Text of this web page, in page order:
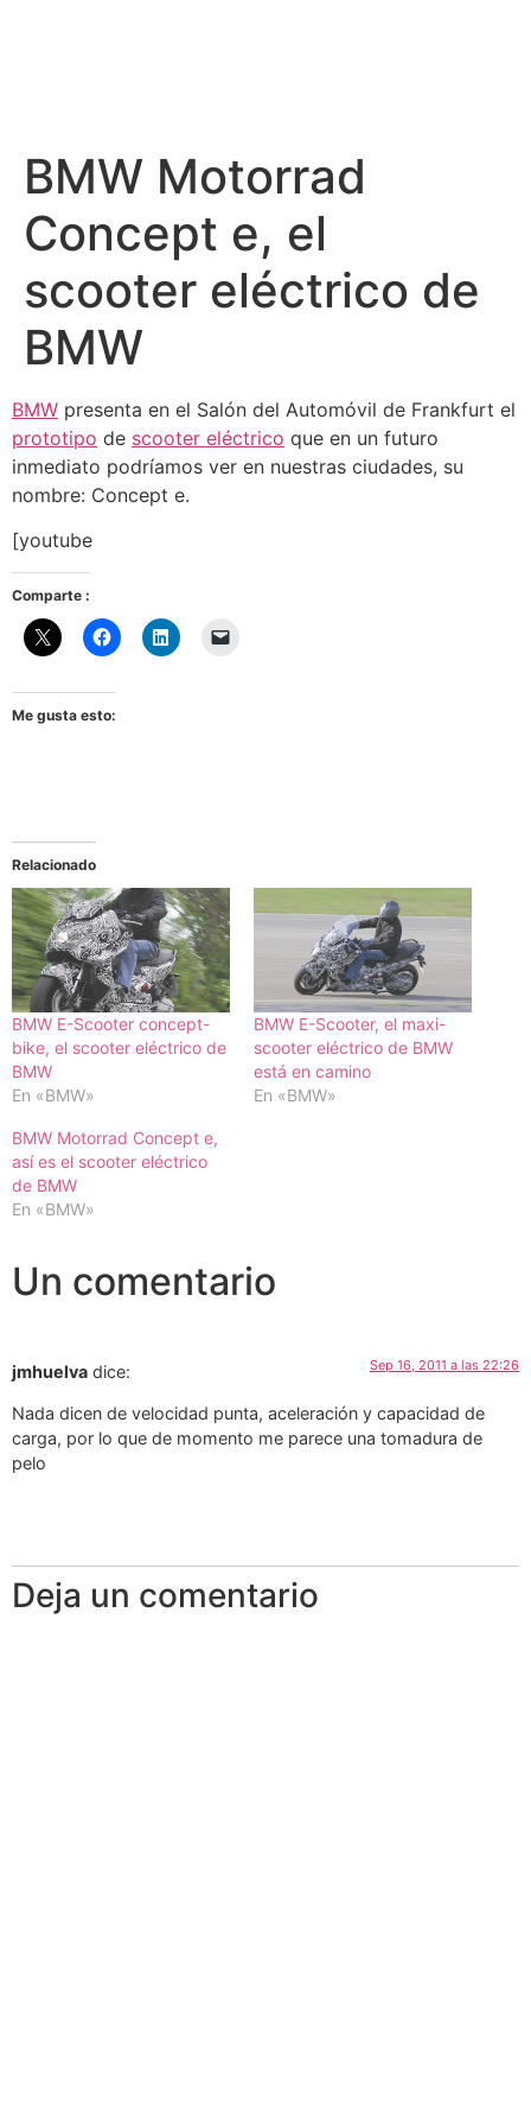
BMW Motorrad
Concept e, el
scooter eléctrico de
BMW
BMW presenta en el Salón del Automóvil de Frankfurt el
prototipo de scooter eléctrico que en un futuro
inmediato podríamos ver en nuestras ciudades, su
nombre: Concept e.
[youtube
Comparte :
Me gusta esto:
Relacionado
BMW E-Scooter concept-
bike, el scooter eléctrico de
BMW
En «BMW»
BMW E-Scooter, el maxi-
scooter eléctrico de BMW
está en camino
En «BMW»
BMW Motorrad Concept e,
así es el scooter eléctrico
de BMW
En «BMW»
Un comentario
jmhuelva dice: Sep 16, 2011 a las 22:26
Nada dicen de velocidad punta, aceleración y capacidad de
carga, por lo que de momento me parece una tomadura de
pelo
Deja un comentario